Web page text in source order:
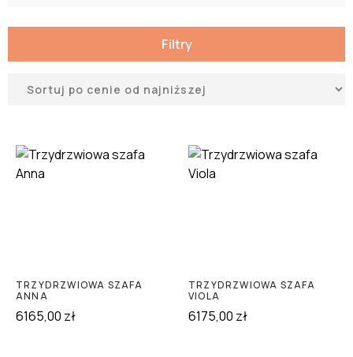
Filtry
TRZYDRZWIOWA SZAFA
ANNA
6165,00 zł
TRZYDRZWIOWA SZAFA
VIOLA
6175,00 zł